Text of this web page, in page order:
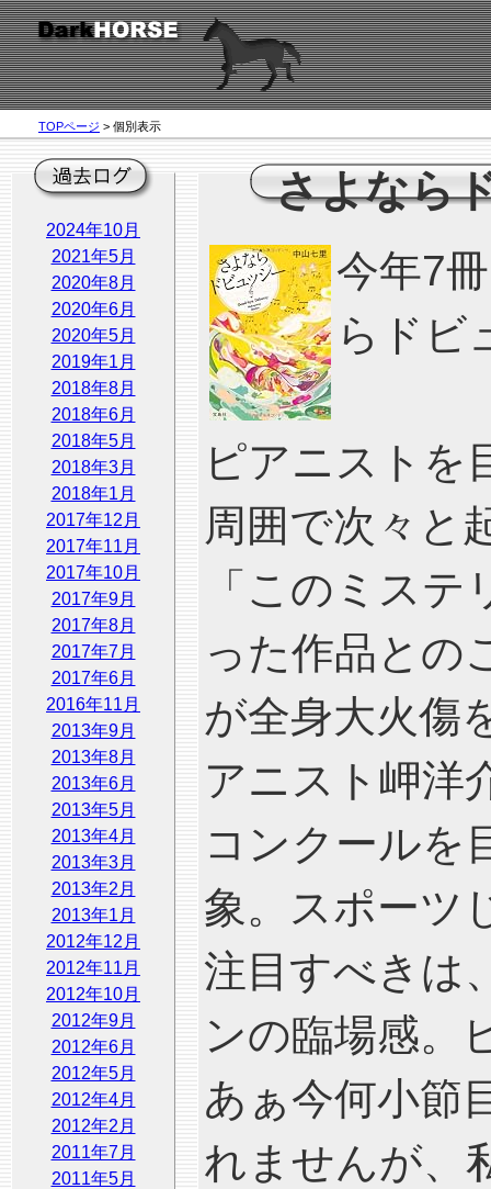
TOPページ > 個別表示
2024年10月
2021年5月
2020年8月
2020年6月
2020年5月
2019年1月
2018年8月
2018年6月
2018年5月
2018年3月
2018年1月
2017年12月
2017年11月
2017年10月
2017年9月
2017年8月
2017年7月
2017年6月
2016年11月
2013年9月
2013年8月
2013年6月
2013年5月
2013年4月
2013年3月
2013年2月
2013年1月
2012年12月
2012年11月
2012年10月
2012年9月
2012年6月
2012年5月
2012年4月
2012年2月
2011年7月
2011年5月
さよなら
今年7
らドビ
ピアニストを
周囲で次々と
「このミス
った作品との
が全身大火傷
アニスト岬洋
コンクールを
象。スポーツ
注目すべきは
ンの臨場感。
あぁ今何小節
れませんが、